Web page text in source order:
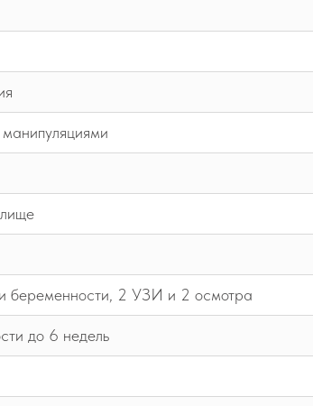
беременности, 2 УЗИ и 2 осмотра
до 6 недель